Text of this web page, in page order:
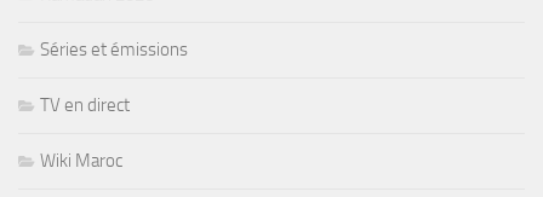
Séries et émissions
TV en direct
Wiki Maroc